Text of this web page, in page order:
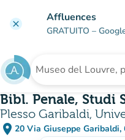
clear Affluences
GRATUITO –
Cerca una struttura
Bibl. Penale, Studi
Plesso Garibaldi,
place 20 Via Giuseppe